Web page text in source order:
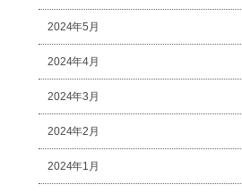
2024年5月
2024年4月
2024年3月
2024年2月
2024年1月